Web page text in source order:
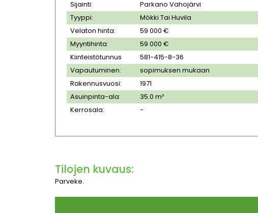
Sijainti:
Parkano Vahojärvi
Tyyppi:
Mökki Tai Huvila
Velaton hinta:
59 000 €
Myyntihinta:
59 000 €
Kiinteistötunnus
581-415-8-36
Vapautuminen:
sopimuksen mukaan
Rakennusvuosi:
1971
Asuinpinta-ala:
35.0 m²
Kerrosala:
-
Tilojen kuvaus:
Parveke.